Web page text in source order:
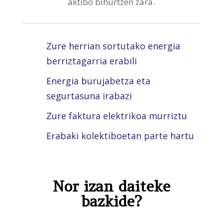
Zure herrian sortutako energia
berriztagarria erabili
Energia burujabetza eta
segurtasuna irabazi
Zure faktura elektrikoa murriztu
Erabaki kolektiboetan parte hartu
Nor izan daiteke
bazkide?